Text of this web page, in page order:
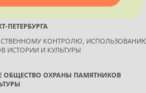
ПЕТЕРБУРГА
КОНТРОЛЮ,
ИСТОРИИ И КУЛЬТУРЫ
ОБЩЕСТВО ОХРАНЫ ПАМЯТНИКОВ